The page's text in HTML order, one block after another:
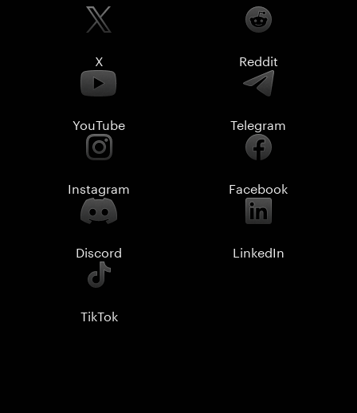
X Reddit
YouTube Telegram
Instagram Facebook
Discord LinkedIn
TikTok